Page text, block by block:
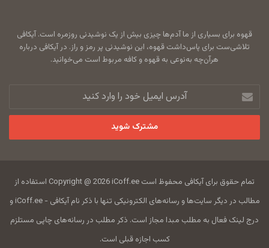
قهوه برای بسیاری از ما آدم‌ها چیزی بیش از یک نوشیدنی روزمره است. آیکافی
تلاشی‌ست برای پاس‌داشت قهوه، این نوشیدنی پر رمز و راز. در آیکافی درباره
هرآن‌چه به‌نوعی به قهوه و کافه مربوط است می‌خوانید.
آدرس
ایمیل
خود
وارد
تمام حقوق برای آیکافی محفوظ است Copyright @ 2026 iCoff.ee استفاده از
مطالب در دیگر سایت‌ها و رسانه‌های الکترونیکی تنها با ذکر نام آیکافی - iCoff.ee و
درج لینک فعال به مطلب مبدا مجاز است. ذکر مطلب در رسانه‌های چاپی مستلزم
کسب اجازه قبلی است.